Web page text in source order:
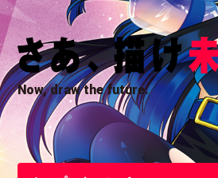
Now, draw the future.